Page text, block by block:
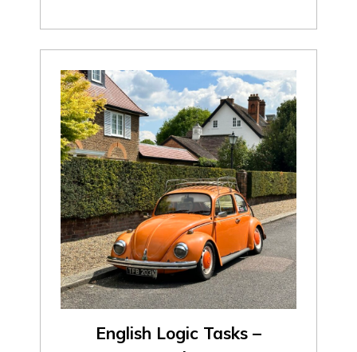
English Logic Tasks –